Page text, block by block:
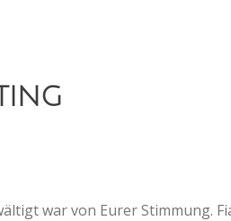
war von Eurer Stimmung.